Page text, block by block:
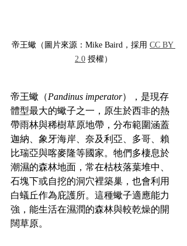
帝王蠍（圖片來源：Mike Baird，採用 CC BY
2.0 授權）
帝王蠍（Pandinus imperator），是現存
體型最大的蠍子之一，原生於西非的熱
帶雨林與稀樹草原地帶，分布範圍涵蓋
迦納、象牙海岸、奈及利亞、多哥、賴
比瑞亞與喀麥隆等國家。牠們多棲息於
潮濕的森林地面，常在枯枝落葉堆中、
石塊下或自挖的洞穴裡築巢，也會利用
白蟻丘作為庇護所。這種蠍子適應能力
強，能生活在濕潤的森林與較乾燥的開
闊草原。